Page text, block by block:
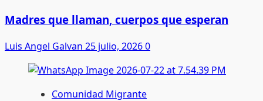
Madres que llaman, cuerpos que esperan
Luis Angel Galvan 25 julio, 20260
Comunidad Migrante